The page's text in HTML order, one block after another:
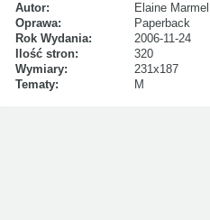
Autor:
Elaine Marmel
Oprawa:
Paperback
Rok Wydania:
2006-11-24
Ilość stron:
320
Wymiary:
231x187
Tematy:
M